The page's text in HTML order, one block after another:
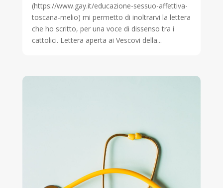
(https://www.gay.it/educazione-sessuo-affettiva-
toscana-melio) mi permetto di inoltrarvi la lettera
che ho scritto, per una voce di dissenso tra i
cattolici. Lettera aperta ai Vescovi della...